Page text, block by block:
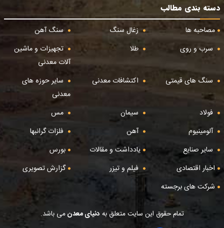
دسته بندی مطالب
مصاحبه ها
زغال سنگ
سنگ آهن
سرب و روی
طلا
تجهیزات و ماشین
آلات معدنی
سنگ های قیمتی
اکتشافات معدنی
سایر حوزه های
معدنی
فولاد
سیمان
مس
آلومینیوم
آهن
فلزات گرانبها
سایر صنایع
یادداشت و مقالات
بورس
اخبار اقتصادی
فیلم و تیزر
گزارش تصویری
شرکت های برجسته
تمام حقوق این سایت متعلق به دنیای معدنمی باشد.